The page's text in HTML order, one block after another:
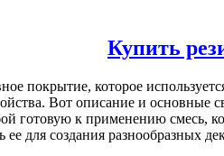
Купить
покрытие, которое
Вот описание и основные
готовую к применению
ее для создания разнообразных